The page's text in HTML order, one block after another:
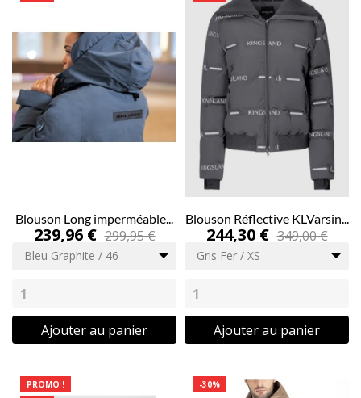
Blouson Long imperméable...
239,96 € 299,95 €
Bleu Graphite / 46
Ajouter au panier
Blouson Réflective KLVarsin...
244,30 € 349,00 €
Gris Fer / XS
Ajouter au panier
PROMO !
-30%